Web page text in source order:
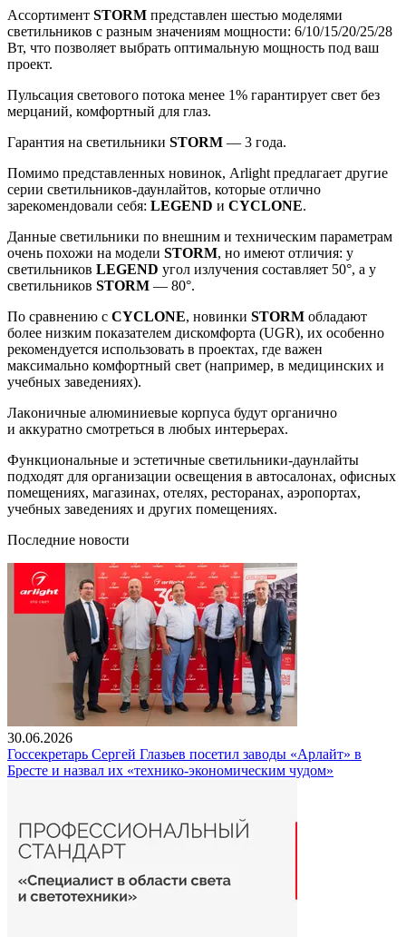
Ассортимент STORM представлен шестью моделями
светильников с разным значениям мощности: 6/10/15/20/25/28
Вт, что позволяет выбрать оптимальную мощность под ваш
проект.
Пульсация светового потока менее 1% гарантирует свет без
мерцаний, комфортный для глаз.
Гарантия на светильники STORM — 3 года.
Помимо представленных новинок, Arlight предлагает другие
серии светильников-даунлайтов, которые отлично
зарекомендовали себя: LEGEND и CYCLONE.
Данные светильники по внешним и техническим параметрам
очень похожи на модели STORM, но имеют отличия: у
светильников LEGEND угол излучения составляет 50°, а у
светильников STORM — 80°.
По сравнению с CYCLONE, новинки STORM обладают
более низким показателем дискомфорта (UGR), их особенно
рекомендуется использовать в проектах, где важен
максимально комфортный свет (например, в медицинских и
учебных заведениях).
Лаконичные алюминиевые корпуса будут органично
и аккуратно смотреться в любых интерьерах.
Функциональные и эстетичные светильники-даунлайты
подходят для организации освещения в автосалонах, офисных
помещениях, магазинах, отелях, ресторанах, аэропортах,
учебных заведениях и других помещениях.
Последние новости
30.06.2026
Госсекретарь Сергей Глазьев посетил заводы «Арлайт» в
Бресте и назвал их «технико-экономическим чудом»